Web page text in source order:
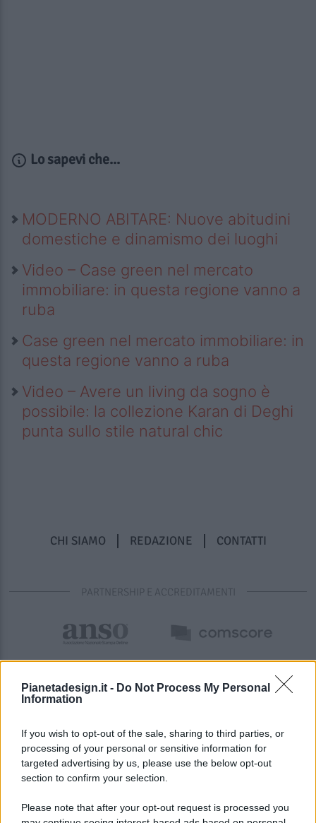
Pianetadesign.it - Do Not Process My Personal
Information
If you wish to opt-out of the sale, sharing to third parties, or
processing of your personal or sensitive information for
targeted advertising by us, please use the below opt-out
section to confirm your selection.
Please note that after your opt-out request is processed you
Lo sapevi che...
MODERNO ABITARE: Nuove abitudini
domestiche e dinamismo dei luoghi
Video – Case green nel mercato
immobiliare: in questa regione vanno a
ruba
Case green nel mercato immobiliare: in
questa regione vanno a ruba
Video – Avere un living da sogno è
possibile: la collezione Karan di Deghi
punta sullo stile natural chic
CHI SIAMO REDAZIONE CONTATTI
PARTNERSHIP E ACCREDITAMENTI
© 2026 - Pianeta Design - P.IVA 04827280654 - Testata
Registrata Al Tribunale Di Nocera Inferiore N. 8/2020 - RG N.
ISCRIZIONE AL ROC N. 35792 – ISCRITTA ALL’ANSO